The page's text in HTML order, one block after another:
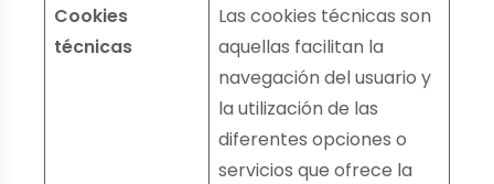
Cookies
técnicas
Las cookies técnicas son
aquellas facilitan la
navegación del usuario y
la utilización de las
diferentes opciones o
servicios que ofrece la